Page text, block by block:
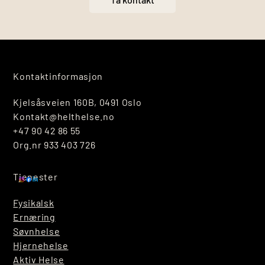
Kontaktinformasjon
Kjelsåsveien 160B, 0491 Oslo
Kontakt@helthelse.no
+47 90 42 86 55
Org.nr 933 403 726
Tjenester
Fysikalsk
Ernæring
Søvnhelse
Hjernehelse
Aktiv Helse